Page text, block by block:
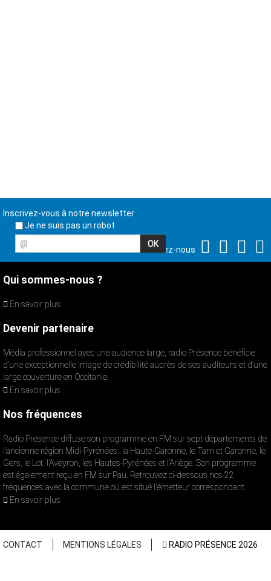
Inscrivez-vous à notre newsletter
Je ne suis pas un robot
@
Suivez-nous
Qui sommes-nous ?
En savoir plus
Devenir partenaire
Média professionnel avec une audience large, radio Présence bénéficie
d’une exceptionnelle image de crédibilité auprès de ses auditeurs et d’une
large couverture en Occitanie.
En savoir plus
Nos fréquences
Radio Présence diffuse son programme en FM sur sept départements de
l’ancienne région Midi-Pyrénées : la Haute-Garonne, le Tarn et Garonne, le
Gers, le Lot, l’Aveyron, les Hautes-Pyrénées et l’Ariège. Son programme
est également reçu en FM sur Pau. Retrouvez ci-dessous nos 22
fréquences avec la commune où est situé l’émetteur correspondant.
En savoir plus
CONTACT MENTIONS LÉGALES RADIO PRÉSENCE 2026